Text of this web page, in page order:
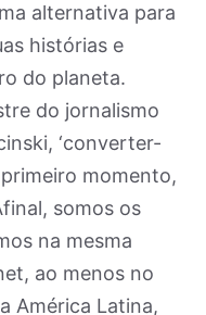
alternativa para
histórias e
do planeta.
do jornalismo
‘converter-
momento,
somos os
na mesma
ao menos no
América Latina,